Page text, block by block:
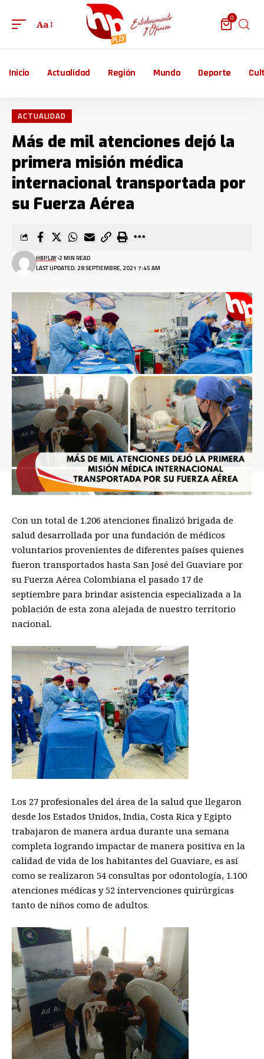
Aa
0
Inicio Actualidad Región Mundo Deporte
ACTUALIDAD
Más de mil atenciones dejó la
primera misión médica
internacional transportada por
su Fuerza Aérea
LAST UPDATED: 28 SEPTIEMBRE, 2021 7:45 AM
HBPLAY 2 MIN READ
Con un total de 1.206 atenciones finalizó brigada de
salud desarrollada por una fundación de médicos
voluntarios provenientes de diferentes países quienes
fueron transportados hasta San José del Guaviare por
su Fuerza Aérea Colombiana el pasado 17 de
septiembre para brindar asistencia especializada a la
población de esta zona alejada de nuestro territorio
nacional.
Los 27 profesionales del área de la salud que llegaron
desde los Estados Unidos, India, Costa Rica y Egipto
trabajaron de manera ardua durante una semana
completa logrando impactar de manera positiva en la
calidad de vida de los habitantes del Guaviare, es así
como se realizaron 54 consultas por odontología, 1.100
atenciones médicas y 52 intervenciones quirúrgicas
tanto de niños como de adultos.